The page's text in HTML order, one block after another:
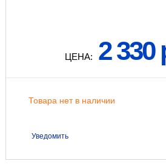
ЦЕНА: 2 330
Товара нет в наличии
Уведомить